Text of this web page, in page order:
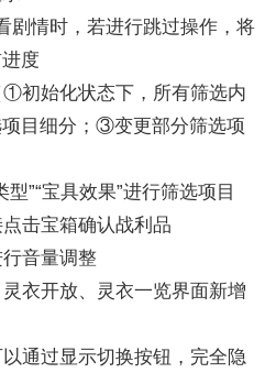
情时，若进行跳过操作，将
度
始化状态下，所有筛选内
目细分；③变更部分筛选项
”“宝具效果”进行筛选项目
击宝箱确认战利品
音量调整
开放、灵衣一览界面新增
过显示切换按钮，完全隐